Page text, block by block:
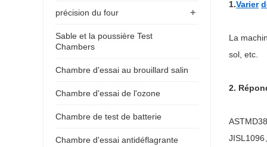
1.Varier
La
sol, etc.
2.
JISL1096
+
précision du four
Sable et la poussière Test
Chambers
Chambre d'essai au brouillard salin
Chambre d'essai de l'ozone
Chambre de test de batterie
Chambre d'essai antidéflagrante